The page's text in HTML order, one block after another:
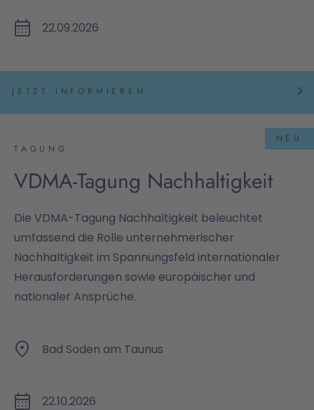
22.09.2026
JETZT INFORMIEREN
TAGUNG
VDMA-Tagung Nachhaltigkeit
NEU
Die VDMA-Tagung Nachhaltigkeit beleuchtet
umfassend die Rolle unternehmerischer
Nachhaltigkeit im Spannungsfeld internationaler
Herausforderungen sowie europäischer und
nationaler Ansprüche.
Bad Soden am Taunus
22.10.2026